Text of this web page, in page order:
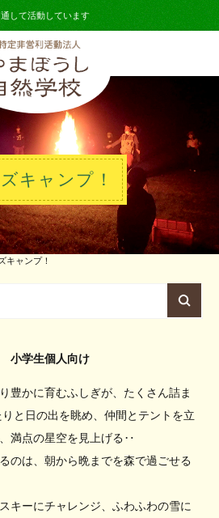
して活動しています
キャンプ！
キャンプ！
小学生個人向け
豊かに育むふしぎが、たくさん詰ま
と日の出を眺め、仲間とテントを立
満点の星空を見上げる‥
のは、朝から晩までを森で過ごせる
キーにチャレンジ、ふわふわの雪に